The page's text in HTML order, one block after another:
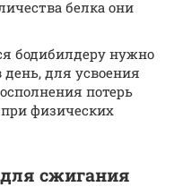
белка они
бодибилдеру нужно
день, для усвоения
потерь
физических
сжигания